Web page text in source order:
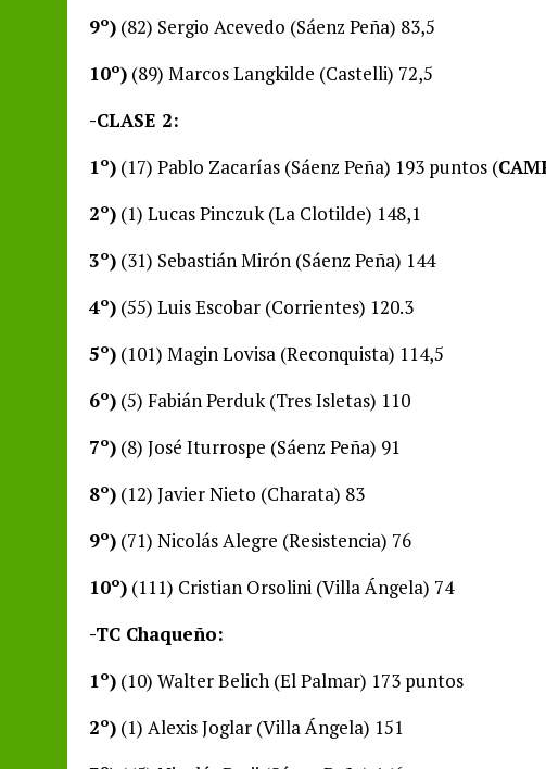
9º) (82) Sergio Acevedo (Sáenz Peña) 83,5
10º) (89) Marcos Langkilde (Castelli) 72,5
-CLASE 2:
1º) (17) Pablo Zacarías (Sáenz Peña) 193 puntos (
2º) (1) Lucas Pinczuk (La Clotilde) 148,1
3º) (31) Sebastián Mirón (Sáenz Peña) 144
4º) (55) Luis Escobar (Corrientes) 120.3
5º) (101) Magin Lovisa (Reconquista) 114,5
6º) (5) Fabián Perduk (Tres Isletas) 110
7º) (8) José Iturrospe (Sáenz Peña) 91
8º) (12) Javier Nieto (Charata) 83
9º) (71) Nicolás Alegre (Resistencia) 76
10º) (111) Cristian Orsolini (Villa Ángela) 74
-TC Chaqueño:
1º) (10) Walter Belich (El Palmar) 173 puntos
2º) (1) Alexis Joglar (Villa Ángela) 151